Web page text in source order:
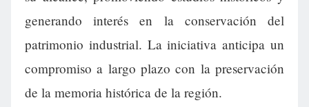
generando interés en la conservación del
patrimonio industrial. La iniciativa anticipa un
compromiso a largo plazo con la preservación
de la memoria histórica de la región.